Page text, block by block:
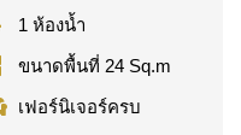
1 ห้องน้ำ
ขนาดพื้นที่ 24 Sq.m
เฟอร์นิเจอร์ครบ